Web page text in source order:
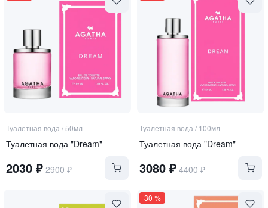
Туалетная вода /50мл
Туалетная вода "Dream"
2030 ₽ 2900₽
Туалетная вода / 100мл
Туалетная вода "Dream"
3080₽ 4400₽
30 %